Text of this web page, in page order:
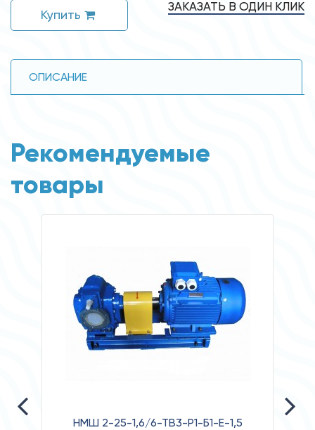
Купить
ЗАКАЗАТЬ В ОДИН КЛИК
ОПИСАНИЕ
Рекомендуемые
товары
НМШ 2-25-1,6/6-ТВ3-Р1-Б1-Е-1,5